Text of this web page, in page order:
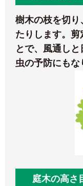
樹木の枝を切り
たりします。剪
とで、風通し
虫の予防にもな
庭木の高さ